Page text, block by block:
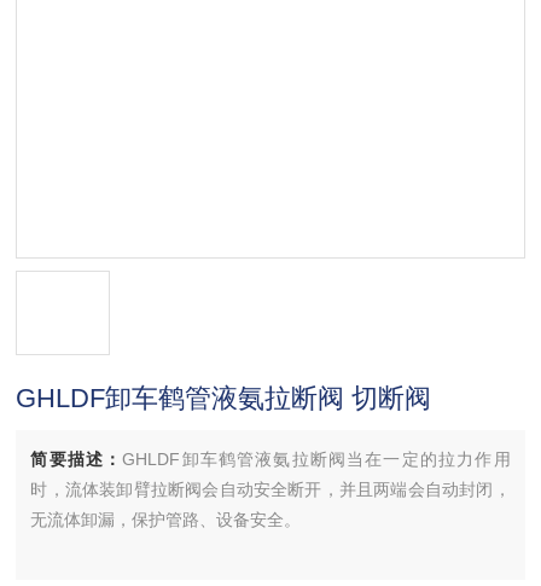
GHLDF卸车鹤管液氨拉断阀 切断阀
简要描述：GHLDF卸车鹤管液氨拉断阀当在一定的拉力作用
时，流体装卸臂拉断阀会自动安全断开，并且两端会自动封闭，
无流体卸漏，保护管路、设备安全。